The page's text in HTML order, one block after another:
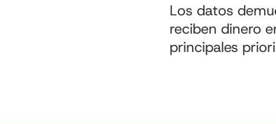
Los datos
reciben dinero
principales